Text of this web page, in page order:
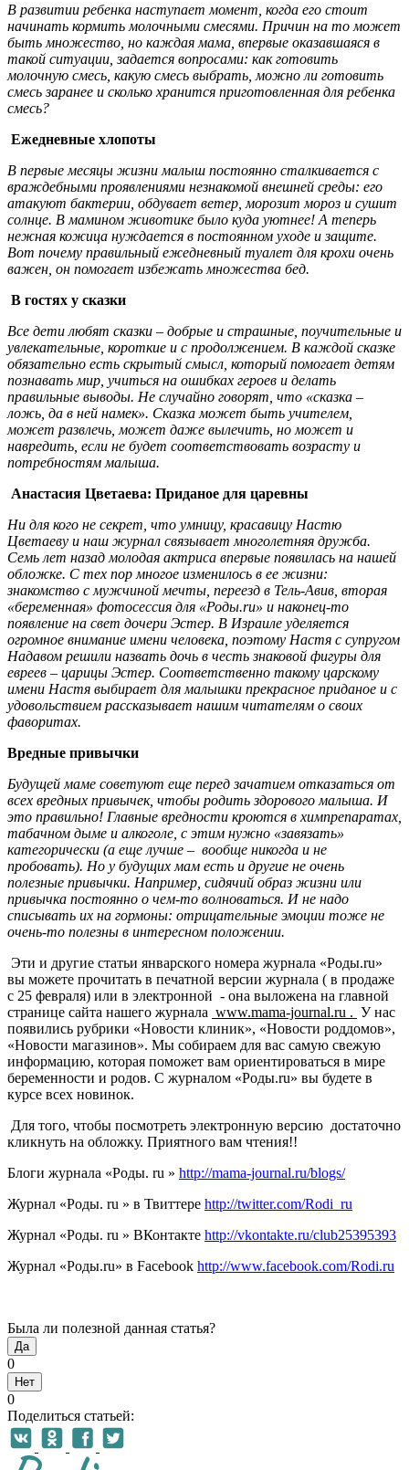
В развитии ребенка наступает момент, когда его стоит
начинать кормить молочными смесями. Причин на то может
быть множество, но каждая мама, впервые оказавшаяся в
такой ситуации, задается вопросами: как готовить
молочную смесь, какую смесь выбрать, можно ли готовить
смесь заранее и сколько хранится приготовленная для ребенка
смесь?
Ежедневные хлопоты
В первые месяцы жизни малыш постоянно сталкивается с
враждебными проявлениями незнакомой внешней среды: его
атакуют бактерии, обдувает ветер, морозит мороз и сушит
солнце. В мамином животике было куда уютнее! А теперь
нежная кожица нуждается в постоянном уходе и защите.
Вот почему правильный ежедневный туалет для крохи очень
важен, он помогает избежать множества бед.
В гостях у сказки
Все дети любят сказки – добрые и страшные, поучительные и
увлекательные, короткие и с продолжением. В каждой сказке
обязательно есть скрытый смысл, который помогает детям
познавать мир, учиться на ошибках героев и делать
правильные выводы. Не случайно говорят, что «сказка –
ложь, да в ней намек». Сказка может быть учителем,
может развлечь, может даже вылечить, но может и
навредить, если не будет соответствовать возрасту и
потребностям малыша.
Анастасия Цветаева: Приданое для царевны
Ни для кого не секрет, что умницу, красавицу Настю
Цветаеву и наш журнал связывает многолетняя дружба.
Семь лет назад молодая актриса впервые появилась на нашей
обложке. С тех пор многое изменилось в ее жизни:
знакомство с мужчиной мечты, переезд в Тель-Авив, вторая
«беременная» фотосессия для «Роды.ru» и наконец-то
появление на свет дочери Эстер. В Израиле уделяется
огромное внимание имени человека, поэтому Настя с супругом
Надавом решили назвать дочь в честь знаковой фигуры для
евреев – царицы Эстер. Соответственно такому царскому
имени Настя выбирает для малышки прекрасное приданое и с
удовольствием рассказывает нашим читателям о своих
фаворитах.
Вредные привычки
Будущей маме советуют еще перед зачатием отказаться от
всех вредных привычек, чтобы родить здорового малыша. И
это правильно! Главные вредности кроются в химпрепаратах,
табачном дыме и алкоголе, с этим нужно «завязать»
категорически (а еще лучше – вообще никогда и не
пробовать). Но у будущих мам есть и другие не очень
полезные привычки. Например, сидячий образ жизни или
привычка постоянно о чем-то волноваться. И не надо
списывать их на гормоны: отрицательные эмоции тоже не
очень-то полезны в интересном положении.
Эти и другие статьи январского номера журнала «Роды.ru»
вы можете прочитать в печатной версии журнала ( в продаже
с 25 февраля) или в электронной - она выложена на главной
странице сайта нашего журнала www.mama-journal.ru . У нас
появились рубрики «Новости клиник», «Новости роддомов»,
«Новости магазинов». Мы собираем для вас самую свежую
информацию, которая поможет вам ориентироваться в мире
беременности и родов. С журналом «Роды.ru» вы будете в
курсе всех новинок.
Для того, чтобы посмотреть электронную версию достаточно
кликнуть на обложку. Приятного вам чтения!!
Блоги журнала «Роды. ru » http://mama-journal.ru/blogs/
Журнал «Роды. ru » в Твиттере http://twitter.com/Rodi_ru
Журнал «Роды. ru » ВКонтакте http://vkontakte.ru/club25395393
Журнал «Роды.ru» в Facebook http://www.facebook.com/Rodi.ru
Была ли полезной данная статья?
Да
0
Нет
0
Поделиться статьей: